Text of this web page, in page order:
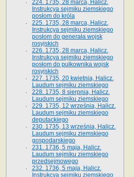
224. 1735, 28 marca, Halicz.
Instrukcya sejmiku ziemskiego
posłom do króla
225. 1735, 28 marca, Halicz.
Instrukcya sejmiku ziemskiego
posłom do generała wojsk
rosyjskich
226. 1735, 28 marca, Halicz.
Instrukcya sejmiku ziemskiego
posłom do pułkownika wojsk
rosyjskich
227. 1735, 20 kwietnia, Halicz.
Laudum sejmiku ziemskiego
228. 1735, 8 sierpnia, Halicz.
Laudum sejmiku ziemskiego
229. 1735, 12 września, Halicz.
Laudum sejmiku ziemskiego
deputackiego
230. 1735, 13 września, Halicz.
Laudum sejmiku ziemskiego
gospodarskiego
231. 1736, 5 maja, Halicz.
Laudum sejmiku ziemskiego
przedsejmowego
232. 1736, 5 maja, Halicz.
Instrukcya sejmiku ziemskiego